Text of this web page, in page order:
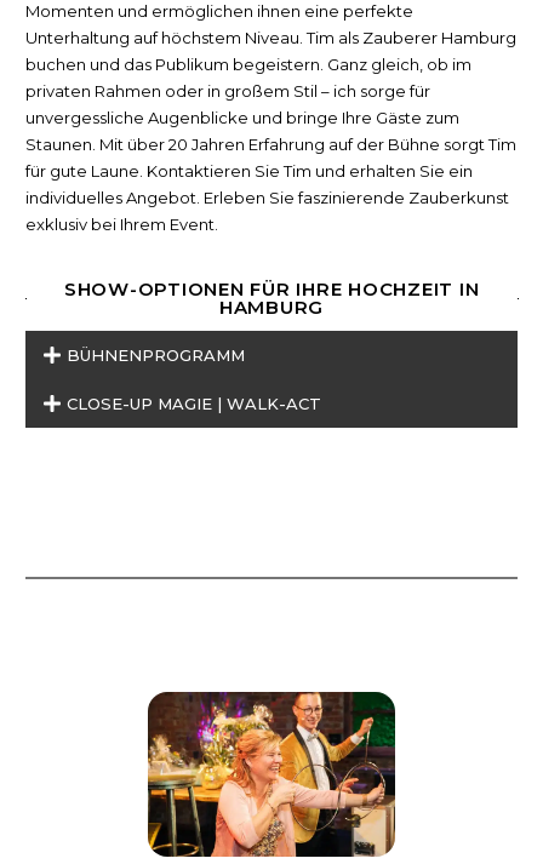
Momenten und ermöglichen ihnen eine perfekte
Unterhaltung auf höchstem Niveau. Tim als Zauberer Hamburg
buchen und das Publikum begeistern. Ganz gleich, ob im
privaten Rahmen oder in großem Stil – ich sorge für
unvergessliche Augenblicke und bringe Ihre Gäste zum
Staunen. Mit über 20 Jahren Erfahrung auf der Bühne sorgt Tim
für gute Laune. Kontaktieren Sie Tim und erhalten Sie ein
individuelles Angebot. Erleben Sie faszinierende Zauberkunst
exklusiv bei Ihrem Event.
SHOW-OPTIONEN FÜR IHRE HOCHZEIT IN
HAMBURG
BÜHNENPROGRAMM
CLOSE-UP MAGIE | WALK-ACT